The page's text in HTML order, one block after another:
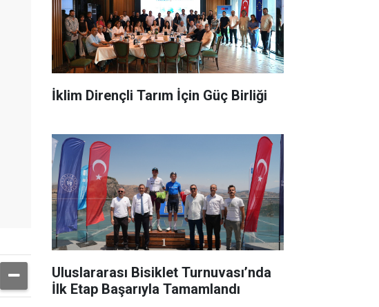
İklim Dirençli Tarım İçin Güç Birliği
Uluslararası Bisiklet Turnuvası’nda
İlk Etap Başarıyla Tamamlandı